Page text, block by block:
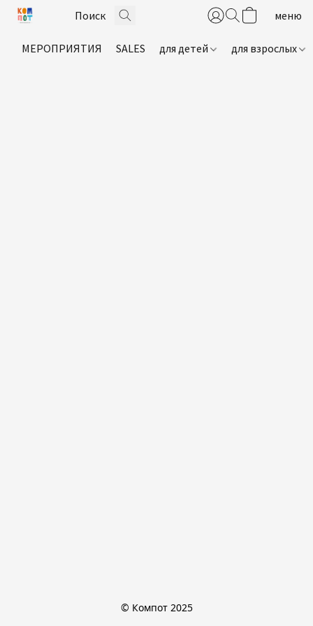
МЕРОПРИЯТИЯ SALES для детей для взрослых
© Компот 2025